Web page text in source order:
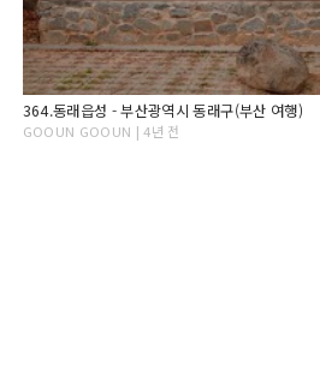
364.동래읍성 - 부산광역시 동래구(부산 여행)
GOOUN GOOUN | 4년 전